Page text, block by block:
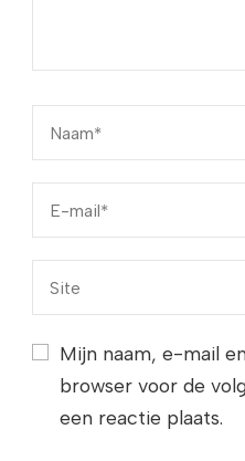
Mijn naam, e-mail
browser voor de
een reactie plaats.